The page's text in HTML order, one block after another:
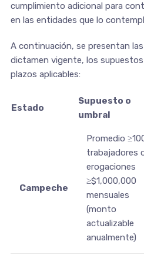
cumplimiento adicional para
en las entidades que lo
A continuación, se presentan
dictamen vigente, los
plazos aplicables:
Estado
Supuesto o
umbral
Campeche
Promedio
trabajadores
erogaciones
≥$1,000,000
mensuales
(monto
actualizable
anualmente)